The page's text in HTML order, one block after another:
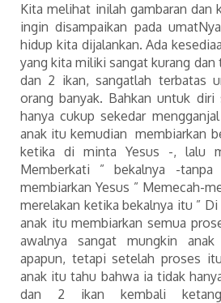
Kita melihat inilah gambaran dan
ingin disampaikan pada
hidup kita dijalankan. Ada
yang kita miliki sangat kurang
dan 2 ikan, sangatlah terbatas
orang banyak. Bahkan untuk diri
hanya cukup sekedar
anak itu kemudian membiarkan
ketika di minta Yesus -, lalu
Memberkati ” bekalnya -
membiarkan Yesus ” Memecah-
merelakan ketika bekalnya itu ” Di
anak itu membiarkan semua
awalnya sangat mungkin
apapun, tetapi setelah proses
anak itu tahu bahwa ia tidak
dan 2 ikan kembali